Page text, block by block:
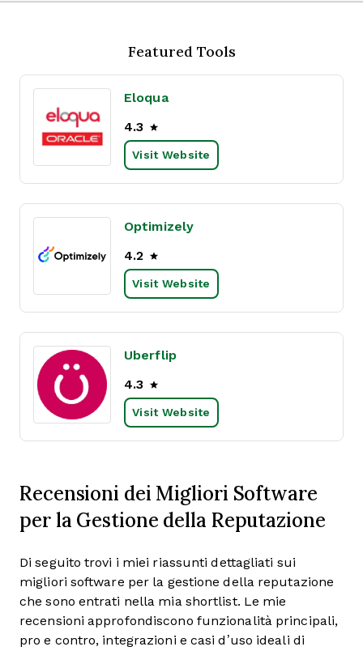
Featured Tools
Eloqua
4.3
Visit Website
Optimizely
4.2
Visit Website
Uberflip
4.3
Visit Website
Recensioni dei Migliori Software
per la Gestione della Reputazione
Di seguito trovi i miei riassunti dettagliati sui
migliori software per la gestione della reputazione
che sono entrati nella mia shortlist. Le mie
recensioni approfondiscono funzionalità principali,
pro e contro, integrazioni e casi d’uso ideali di